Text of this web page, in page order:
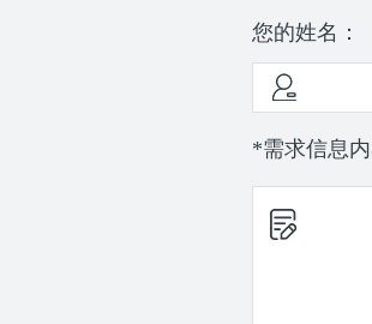
您的姓名：
*需求信息内